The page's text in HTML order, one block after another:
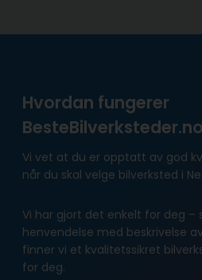
Hvordan fungerer
Vi vet at du er opptatt av god
når du skal velge bilverksted i
Vi har gjort det enkelt for deg –
henvendelse med beskrivelse
finner vi et kvalitetssikret
for deg.